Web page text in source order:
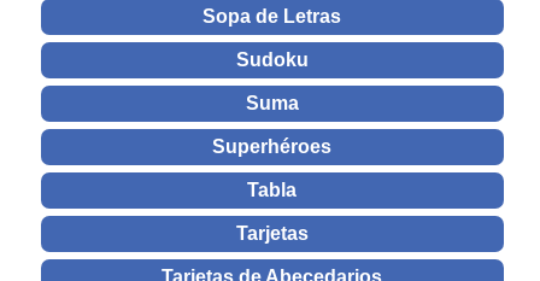
Sopa de Letras
Sudoku
Suma
Superhéroes
Tabla
Tarjetas
Tarjetas de Abecedarios